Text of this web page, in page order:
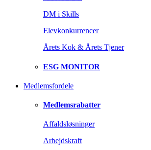
DM i Skills
Elevkonkurrencer
Årets Kok & Årets Tjener
ESG MONITOR
Medlemsfordele
Medlemsrabatter
Affaldsløsninger
Arbejdskraft